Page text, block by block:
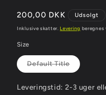
Normalpris
200,00 DKK Udsolgt
Inklusive skatter. Levering beregnes
Size
Default TitleVarianten
er
eller
Leveringstid: 2-3 uger